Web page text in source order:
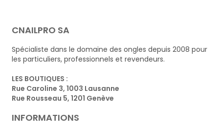
CNAILPRO SA
Spécialiste dans le domaine des ongles depuis 2008 pour
les particuliers, professionnels et revendeurs.
LES BOUTIQUES :
Rue Caroline 3, 1003 Lausanne
Rue Rousseau 5, 1201 Genève
INFORMATIONS